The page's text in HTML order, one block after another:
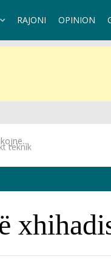
RAJONI OPINION
teknik